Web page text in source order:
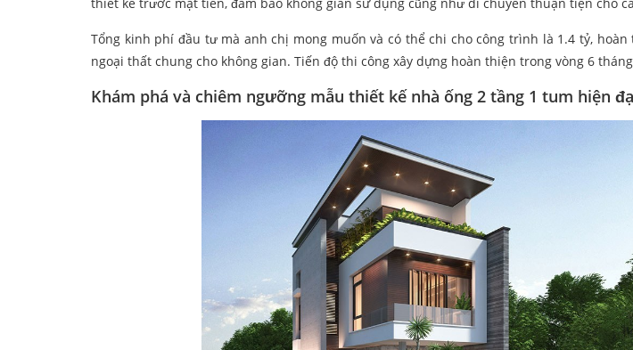
Tổng kinh phí đầu tư mà anh chị mong muốn và có thể chi cho công trình là 1.4 tỷ,
ngoại thất chung cho không gian. Tiến độ thi công xây dựng hoàn thiện trong vòng 6
Khám phá và chiêm ngưỡng mẫu thiết kế nhà ống 2 tầng 1 tum hiện